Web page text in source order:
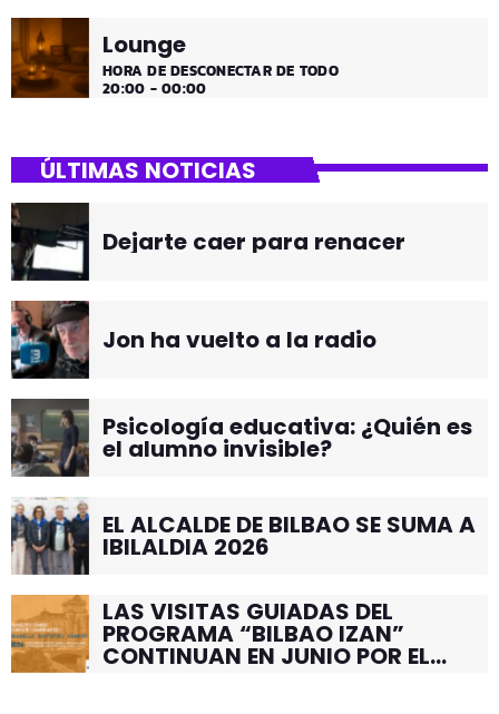
Lounge
HORA DE DESCONECTAR DE TODO
20:00 - 00:00
ÚLTIMAS NOTICIAS
Dejarte caer para renacer
Jon ha vuelto a la radio
Psicología educativa: ¿Quién es
el alumno invisible?
EL ALCALDE DE BILBAO SE SUMA A
IBILALDIA 2026
LAS VISITAS GUIADAS DEL
PROGRAMA “BILBAO IZAN”
CONTINUAN EN JUNIO POR EL